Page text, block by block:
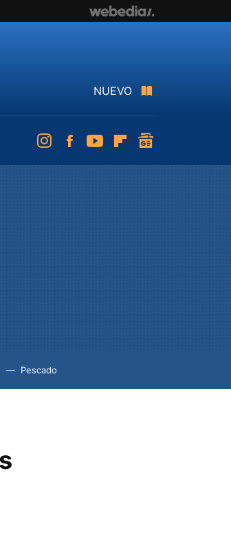
NUEVO
InstagramFacebookYoutubeFlipboard
Pescado